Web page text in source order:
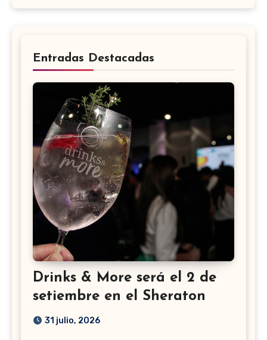
Entradas Destacadas
Drinks & More será el 2 de
setiembre en el Sheraton
31 julio, 2026